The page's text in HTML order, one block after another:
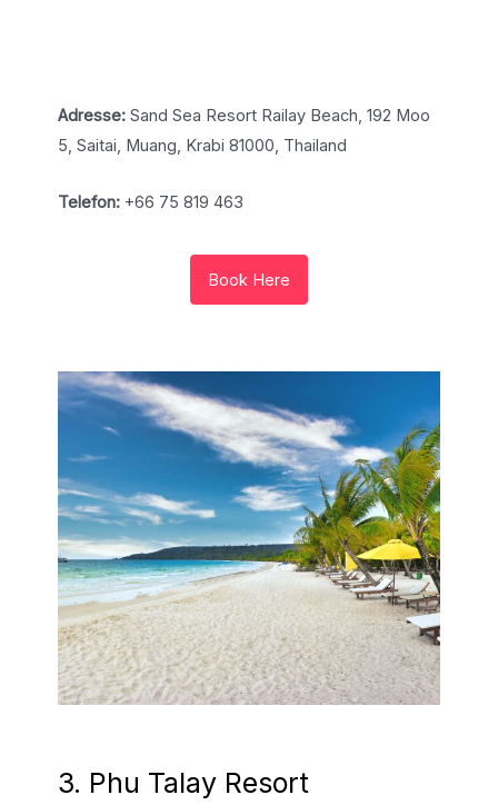
Adresse:Sand Sea Resort Railay Beach, 192 Moo
5, Saitai, Muang, Krabi 81000, Thailand
Telefon:+66 75 819 463
Book Here
3. Phu Talay Resort